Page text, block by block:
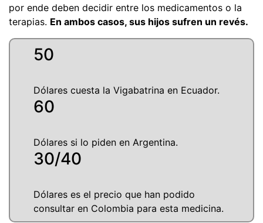
por ende deben decidir entre los medicamentos o la
terapias. En ambos casos, sus hijos sufren un revés.
50
Dólares cuesta la Vigabatrina en Ecuador.
60
Dólares si lo piden en Argentina.
30/40
Dólares es el precio que han podido
consultar en Colombia para esta medicina.